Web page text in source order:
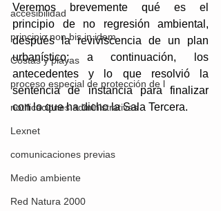
accesibilidad
principio non bis in idem
Costas y playas
proceso especial de protección de l
notificaciones administrativas
Lexnet
comunicaciones previas
Medio ambiente
Red Natura 2000
Veremos brevemente qué es el
principio de no regresión ambiental,
después la reviviscencia de un plan
urbanístico; a continuación, los
antecedentes y lo que resolvió la
sentencia de instancia para finalizar
con lo que ha dicho la Sala Tercera.